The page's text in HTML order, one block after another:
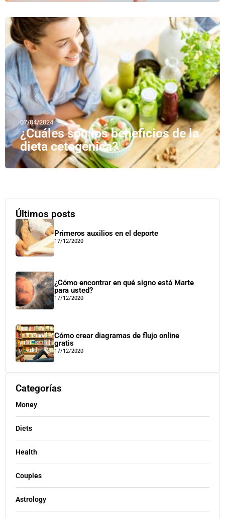
07/04/2024
¿Cuáles son los beneficios de la
dieta cetogénica?
Últimos posts
Primeros auxilios en el deporte
17/12/2020
¿Cómo encontrar en qué signo está Marte
para usted?
17/12/2020
Cómo crear diagramas de flujo online
gratis
17/12/2020
Categorías
Money
Diets
Health
Couples
Astrology